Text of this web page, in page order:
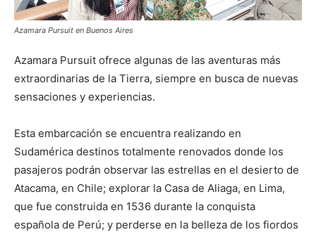
Azamara Pursuit en Buenos Aires
Azamara Pursuit ofrece algunas de las aventuras más
extraordinarias de la Tierra, siempre en busca de nuevas
sensaciones y experiencias.
Esta embarcación se encuentra realizando en
Sudamérica destinos totalmente renovados donde los
pasajeros podrán observar las estrellas en el desierto de
Atacama, en Chile; explorar la Casa de Aliaga, en Lima,
que fue construida en 1536 durante la conquista
española de Perú; y perderse en la belleza de los fiordos